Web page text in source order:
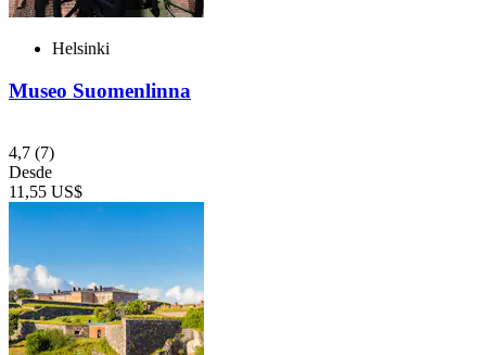
Helsinki
Museo Suomenlinna
4,7 (7)
Desde
11,55 US$